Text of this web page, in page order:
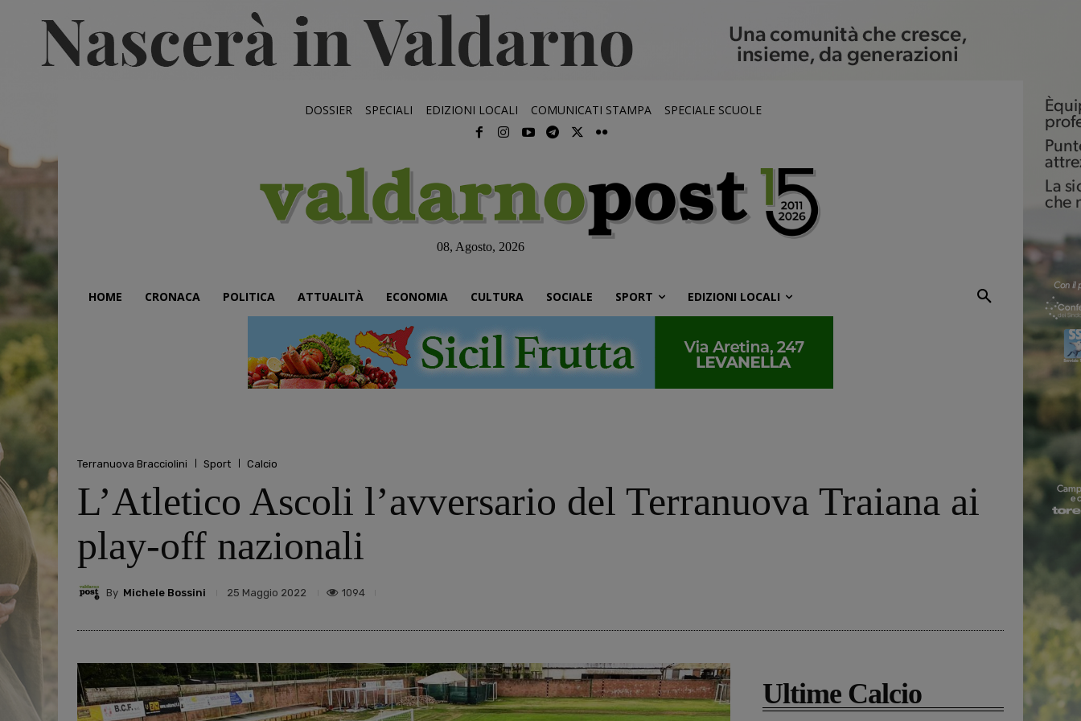
DOSSIER SPECIALI EDIZIONI LOCALI COMUNICATI STAMPA SPECIALE SCUOLE
08, Agosto, 2026
HOME CRONACA POLITICA ATTUALITÀ ECONOMIA CULTURA SOCIALE SPORT EDIZIONI LOCALI
Terranuova Bracciolini Sport Calcio
L’Atletico Ascoli l’avversario del Terranuova Traiana ai
play-off nazionali
By Michele Bossini 25 Maggio 2022 1094
Ultime Calcio